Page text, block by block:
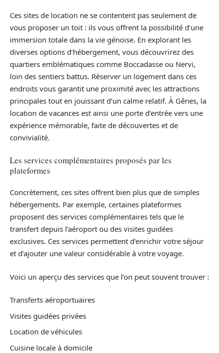
Ces sites de location ne se contentent pas seulement de
vous proposer un toit : ils vous offrent la possibilité d’une
immersion totale dans la vie génoise. En explorant les
diverses options d’hébergement, vous découvrirez des
quartiers emblématiques comme Boccadasse ou Nervi,
loin des sentiers battus. Réserver un logement dans ces
endroits vous garantit une proximité avec les attractions
principales tout en jouissant d’un calme relatif. À Gênes, la
location de vacances est ainsi une porte d’entrée vers une
expérience mémorable, faite de découvertes et de
convivialité.
Les services complémentaires proposés par les
plateformes
Concrètement, ces sites offrent bien plus que de simples
hébergements. Par exemple, certaines plateformes
proposent des services complémentaires tels que le
transfert depuis l’aéroport ou des visites guidées
exclusives. Ces services permettent d’enrichir votre séjour
et d’ajouter une valeur considérable à votre voyage.
Voici un aperçu des services que l’on peut souvent trouver :
Transferts aéroportuaires
Visites guidées privées
Location de véhicules
Cuisine locale à domicile